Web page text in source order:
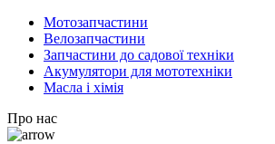
Мотозапчастини
Велозапчастини
Запчастини до садової техніки
Акумулятори для мототехніки
Масла і хімія
Про нас